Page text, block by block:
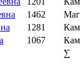
1462
1281
1067
∑